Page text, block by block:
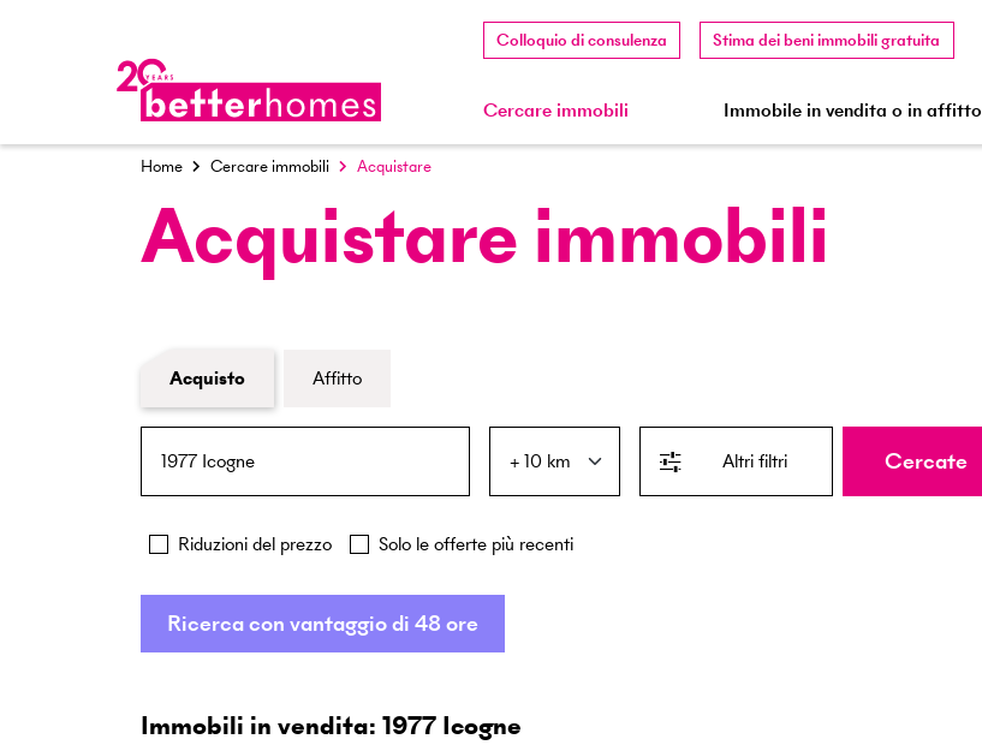
Colloquio di consulenza Stima dei beni immobili gratuita
Cercare immobili Immobile in vendita o in affitto
Home Cercare immobili Acquistare
Acquistare immobili
Modulo di ricerca immobiliare
Acquisto
Affitto
Altri filtri
Riduzioni del prezzo Solo le offerte più recenti
Cercate
Ricerca con vantaggio di 48 ore
Immobili in vendita: 1977 Icogne